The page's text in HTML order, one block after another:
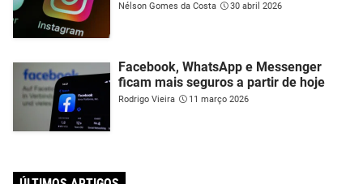
Nélson Gomes da Costa 30 abril 2026
Facebook, WhatsApp e Messenger
ficam mais seguros a partir de hoje
Rodrigo Vieira 11 março 2026